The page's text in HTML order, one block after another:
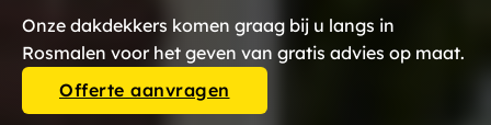
Onze dakdekkers komen graag bij u langs in
Rosmalen voor het geven van gratis advies op maat.
Offerte aanvragen